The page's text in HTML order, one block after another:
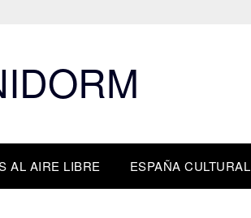
AL AIRE LIBRE ESPAÑA CULTURAL